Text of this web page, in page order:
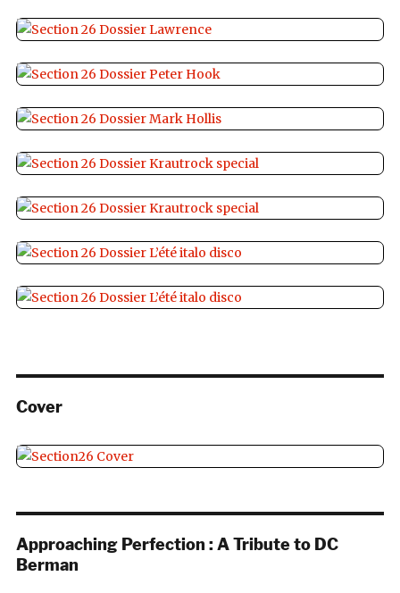
Cover
Approaching Perfection : A Tribute to DC
Berman